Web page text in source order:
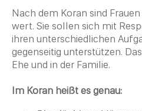
Nach dem Koran sind
wert. Sie sollen sich mit
ihren unterschiedlichen
gegenseitig unterstützen.
Ehe und in der Familie.
Im Koran heißt es genau: